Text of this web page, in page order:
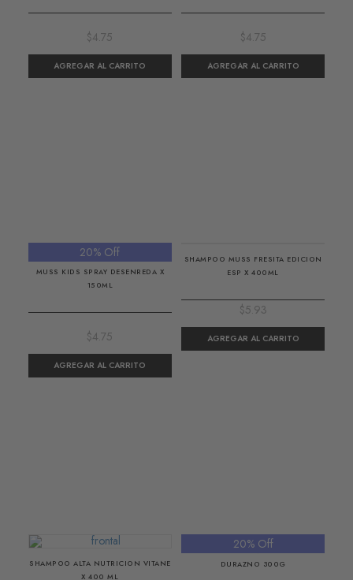
$4.75 $4.75
20% Off
MUSS KIDS SPRAY DESENREDA X
150ML
$4.75
SHAMPOO MUSS FRESITA EDICION
ESP X 400ML
$5.93
SHAMPOO ALTA NUTRICION VITANE
X 400 ML
20% Off
CREMA PARA PEINAR MUSS KIDS
DURAZNO 300G